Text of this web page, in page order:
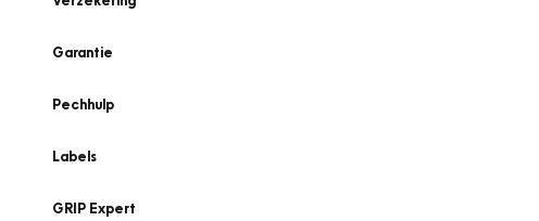
Garantie
Pechhulp
Labels
GRIP Expert